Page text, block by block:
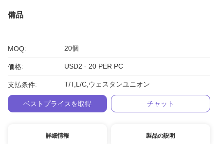
備品
MOQ: 20個
価格: USD2 - 20 PER PC
支払条件: T/T,L/C,ウェスタンユニオン
ベストプライスを取得 チャット
詳細情報 製品の説明